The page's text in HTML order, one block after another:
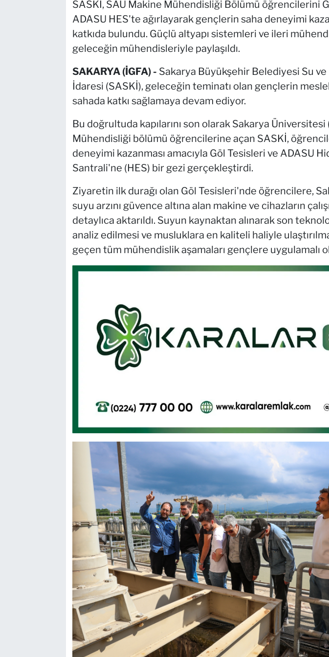
SASKİ, SAÜ Makine Mühendisliği Bölümü öğrencilerini
ADASU HES'te ağırlayarak gençlerin saha deneyimi
katkıda bulundu. Güçlü altyapı sistemleri ve ileri
geleceğin mühendisleriyle paylaşıldı.
SAKARYA (İGFA) - Sakarya Büyükşehir Belediyesi Su
İdaresi (SASKİ), geleceğin teminatı olan gençlerin
sahada katkı sağlamaya devam ediyor.
Bu doğrultuda kapılarını son olarak Sakarya Üniversitesi
Mühendisliği bölümü öğrencilerine açan SASKİ,
deneyimi kazanması amacıyla Göl Tesisleri ve ADASU
Santrali'ne (HES) bir gezi gerçekleştirdi.
Ziyaretin ilk durağı olan Göl Tesisleri'nde öğrencilere,
suyu arzını güvence altına alan makine ve cihazların
detaylıca aktarıldı. Suyun kaynaktan alınarak son
analiz edilmesi ve musluklara en kaliteli haliyle
geçen tüm mühendislik aşamaları gençlere uygulamalı